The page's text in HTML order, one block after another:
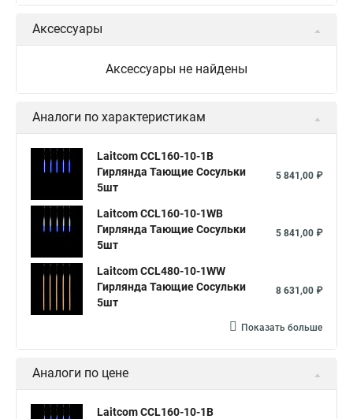
Аксессуары
Аксессуары не найдены
Аналоги по характеристикам
Laitcom CCL160-10-1B
Гирлянда Тающие Сосульки
5шт
5 841,00 ₽
Laitcom CCL160-10-1WB
Гирлянда Тающие Сосульки
5шт
5 841,00 ₽
Laitcom CCL480-10-1WW
Гирлянда Тающие Сосульки
5шт
8 631,00 ₽
Показать больше
Аналоги по цене
Laitcom CCL160-10-1B